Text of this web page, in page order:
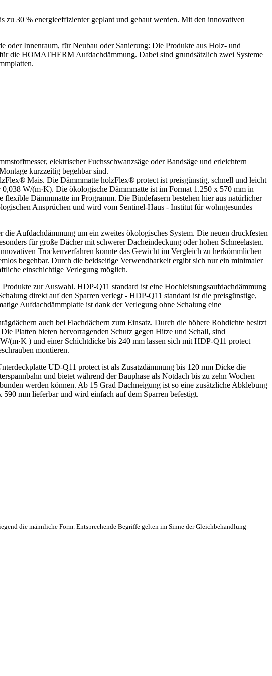
30 % energieeffizienter geplant und gebaut werden. Mit den innovativen
Innenraum, für Neubau oder Sanierung: Die Produkte aus Holz- und
die HOMATHERM Aufdachdämmung. Dabei sind grundsätzlich zwei Systeme
elektrischer Fuchsschwanzsäge oder Bandsäge und erleichtern
kurzzeitig begehbar sind.
Mais. Die Dämmmatte holzFlex® protect ist preisgünstig, schnell und leicht
W/(m·K). Die ökologische Dämmmatte ist im Format 1.250 x 570 mm in
Dämmmatte im Programm. Die Bindefasern bestehen hier aus natürlicher
Ansprüchen und wird vom Sentinel-Haus - Institut für wohngesundes
Aufdachdämmung um ein zweites ökologisches System. Die neuen druckfesten
für große Dächer mit schwerer Dacheindeckung oder hohen Schneelasten.
Trockenverfahren konnte das Gewicht im Vergleich zu herkömmlichen
begehbar. Durch die beidseitige Verwendbarkeit ergibt sich nur ein minimaler
einschichtige Verlegung möglich.
zur Auswahl. HDP-Q11 standard ist eine Hochleistungsaufdachdämmung
direkt auf den Sparren verlegt - HDP-Q11 standard ist die preisgünstige,
Aufdachdämmplatte ist dank der Verlegung ohne Schalung eine
auch bei Flachdächern zum Einsatz. Durch die höhere Rohdichte besitzt
Platten bieten hervorragenden Schutz gegen Hitze und Schall, sind
(m·K ) und einer Schichtdicke bis 240 mm lassen sich mit HDP-Q11 protect
montieren.
UD-Q11 protect ist als Zusatzdämmung bis 120 mm Dicke die
und bietet während der Bauphase als Notdach bis zu zehn Wochen
werden können. Ab 15 Grad Dachneigung ist so eine zusätzliche Abklebung
mm lieferbar und wird einfach auf dem Sparren befestigt.
die männliche Form. Entsprechende Begriffe gelten im Sinne der Gleichbehandlung